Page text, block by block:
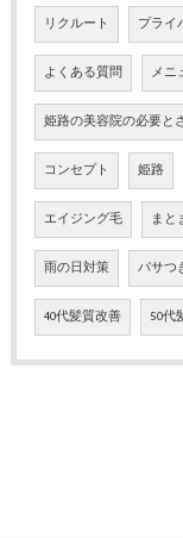
リクルート プライ
よくある質問 メニ
姫路の美容院の必要と
コンセプト 姫路
エイジング毛 まと
雨の日対策 パサつ
40代髪質改善 50代